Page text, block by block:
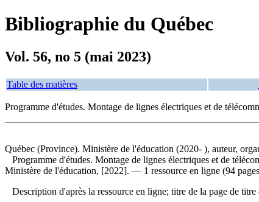
Bibliographie du Québec
Vol. 56, no 5 (mai 2023)
Table des matières
Programme d'études. Montage de lignes électriques et de
Québec (Province). Ministère de l'éducation (2020- ), auteur,
Programme d'études. Montage de lignes électriques et de
Ministère de l'éducation, [2022]. — 1 ressource en ligne (94
Description d'après la ressource en ligne; titre de la page de